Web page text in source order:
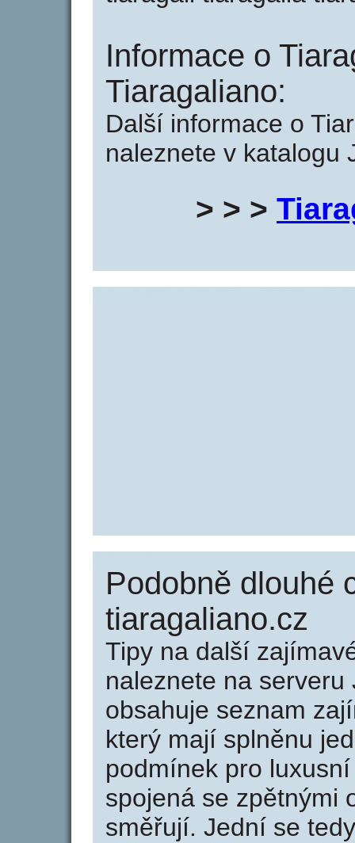
Informace o
Tiaragaliano:
Další informace o
naleznete v katalogu
> > >
Podobně dlouhé
tiaragaliano.cz
Tipy na další
naleznete na serveru
obsahuje seznam
který mají splněnu
podmínek pro
spojená se zpětnými
směřují. Jední se